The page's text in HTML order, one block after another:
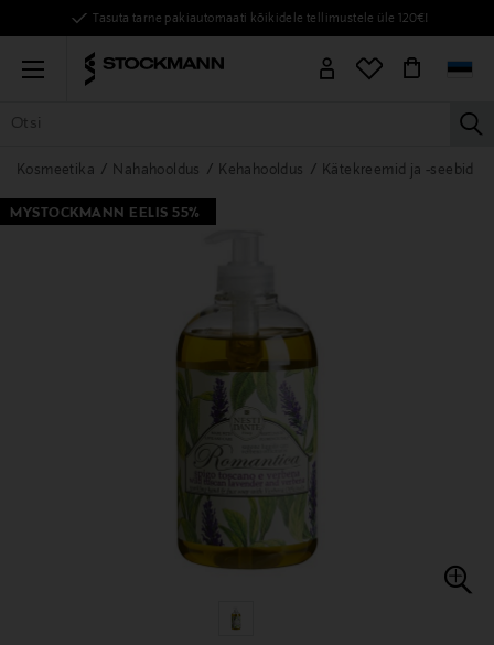
Tasuta tarne pakiautomaati kõikidele tellimustele üle 120€!
Menu
KÕIK TOOTED NAISED MEHED LAPSED KODU
Kosmeetika Nahahooldus Kehahooldus Kätekreemid ja -seebid
MYSTOCKMANN EELIS 55%